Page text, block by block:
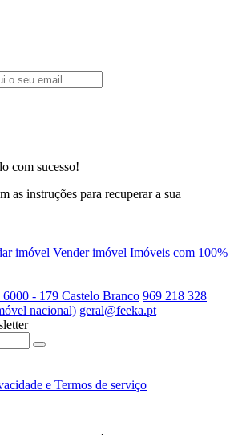
com sucesso!
as instruções para recuperar a sua
imóvel Vender imóvel Imóveis com 100%
- 179 Castelo Branco 969 218 328
nacional) geral@feeka.pt
e Termos de serviço